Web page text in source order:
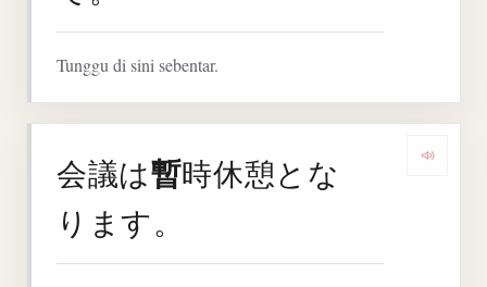
Tunggu di sini sebentar.
会議は暫時休憩とな
ります。